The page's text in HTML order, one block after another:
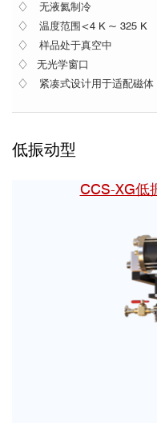
♢ 无液氦制冷
♢ 温度范围<4 K ~ 325 K
♢ 样品处于真空中
♢ 无光学窗口
♢ 紧凑式设计用于适配磁体
低振动型
CCS-XG低